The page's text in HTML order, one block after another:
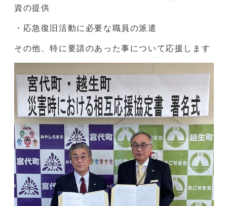
資の提供
・応急復旧活動に必要な職員の派遣
その他、特に要請のあった事について応援します